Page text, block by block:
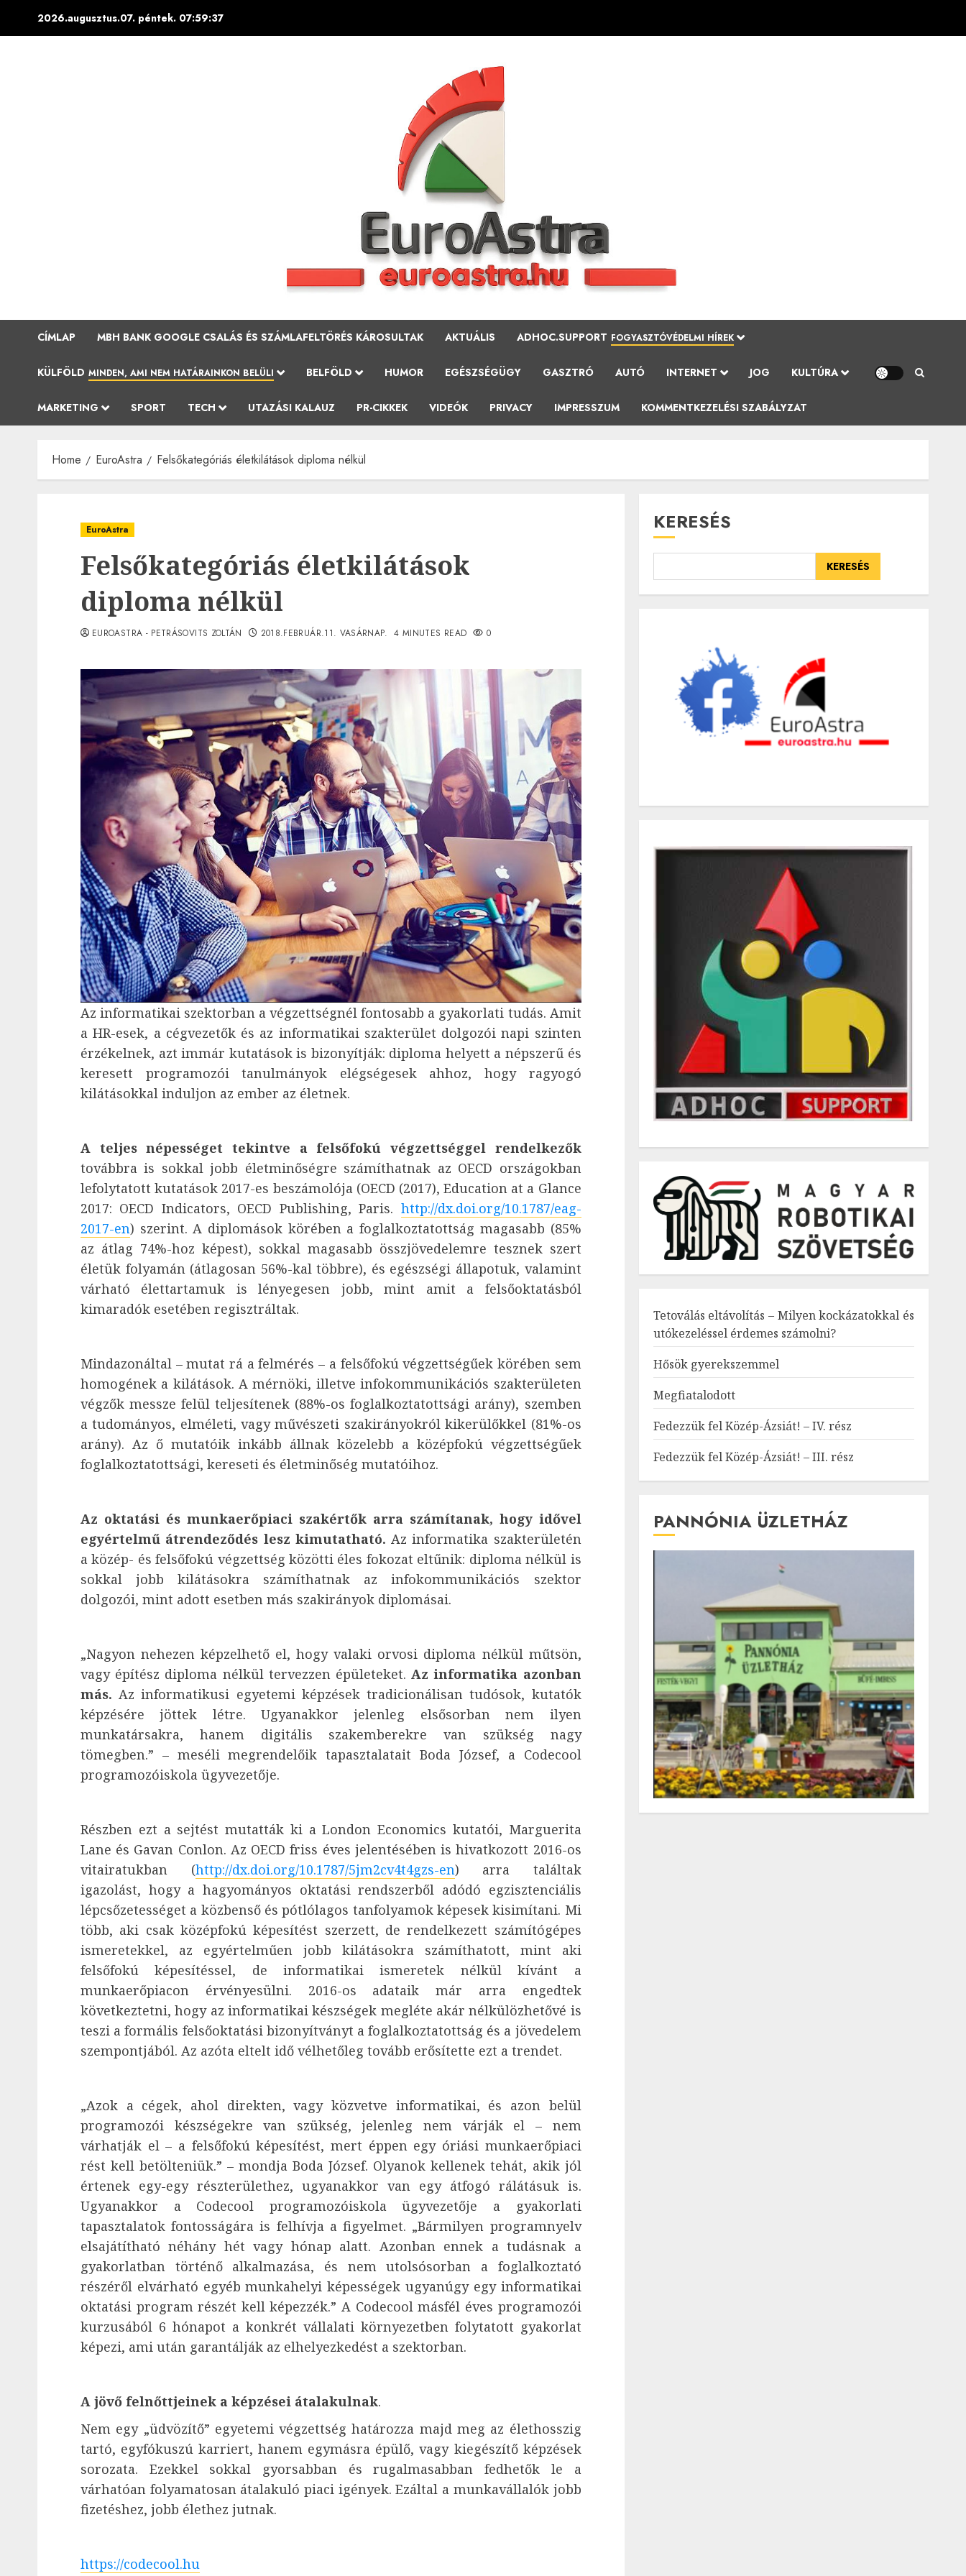
2026.augusztus.07. péntek. 07:59:38
CÍMLAP MBH BANK GOOGLE CSALÁS ÉS SZÁMLAFELTÖRÉS KÁROSULTAK AKTUÁLIS ADHOC.SUPPORT FOGYASZTÓVÉDELMI HÍREK
KÜLFÖLD MINDEN, AMI NEM HATÁRAINKON BELÜLI BELFÖLD HUMOR EGÉSZSÉGÜGY GASZTRÓ AUTÓ INTERNET JOG KULTÚRA
MARKETING SPORT TECH UTAZÁSI KALAUZ PR-CIKKEK VIDEÓK PRIVACY IMPRESSZUM KOMMENTKEZELÉSI SZABÁLYZAT
Home EuroAstra Felsőkategóriás életkilátások diploma nélkül
EuroAstra
Felsőkategóriás életkilátások
diploma nélkül
EUROASTRA - PETRÁSOVITS ZOLTÁN 2018.FEBRUÁR.11. VASÁRNAP. 4 MINUTES READ 0
Az informatikai szektorban a végzettségnél fontosabb a gyakorlati tudás. Amit
a HR-esek, a cégvezetők és az informatikai szakterület dolgozói napi szinten
érzékelnek, azt immár kutatások is bizonyítják: diploma helyett a népszerű és
keresett programozói tanulmányok elégségesek ahhoz, hogy ragyogó
kilátásokkal induljon az ember az életnek.
A teljes népességet tekintve a felsőfokú végzettséggel rendelkezők
továbbra is sokkal jobb életminőségre számíthatnak az OECD országokban
lefolytatott kutatások 2017-es beszámolója (OECD (2017), Education at a Glance
2017: OECD Indicators, OECD Publishing, Paris. http://dx.doi.org/10.1787/eag-
2017-en) szerint. A diplomások körében a foglalkoztatottság magasabb (85%
az átlag 74%-hoz képest), sokkal magasabb összjövedelemre tesznek szert
életük folyamán (átlagosan 56%-kal többre), és egészségi állapotuk, valamint
várható élettartamuk is lényegesen jobb, mint amit a felsőoktatásból
kimaradók esetében regisztráltak.
Mindazonáltal – mutat rá a felmérés – a felsőfokú végzettségűek körében sem
homogének a kilátások. A mérnöki, illetve infokommunikációs szakterületen
végzők messze felül teljesítenek (88%-os foglalkoztatottsági arány), szemben
a tudományos, elméleti, vagy művészeti szakirányokról kikerülőkkel (81%-os
arány). Az ő mutatóik inkább állnak közelebb a középfokú végzettségűek
foglalkoztatottsági, kereseti és életminőség mutatóihoz.
Az oktatási és munkaerőpiaci szakértők arra számítanak, hogy idővel
egyértelmű átrendeződés lesz kimutatható. Az informatika szakterületén
a közép- és felsőfokú végzettség közötti éles fokozat eltűnik: diploma nélkül is
sokkal jobb kilátásokra számíthatnak az infokommunikációs szektor
dolgozói, mint adott esetben más szakirányok diplomásai.
„Nagyon nehezen képzelhető el, hogy valaki orvosi diploma nélkül műtsön,
vagy építész diploma nélkül tervezzen épületeket.Az informatika azonban
más. Az informatikusi egyetemi képzések tradicionálisan tudósok, kutatók
képzésére jöttek létre. Ugyanakkor jelenleg elsősorban nem ilyen
munkatársakra, hanem digitális szakemberekre van szükség nagy
tömegben.” – meséli megrendelőik tapasztalatait Boda József, a Codecool
programozóiskola ügyvezetője.
Részben ezt a sejtést mutatták ki a London Economics kutatói, Marguerita
Lane és Gavan Conlon. Az OECD friss éves jelentésében is hivatkozott 2016-os
vitairatukban (http://dx.doi.org/10.1787/5jm2cv4t4gzs-en) arra találtak
igazolást, hogy a hagyományos oktatási rendszerből adódó egzisztenciális
lépcsőzetességet a közbenső és pótlólagos tanfolyamok képesek kisimítani. Mi
több, aki csak középfokú képesítést szerzett, de rendelkezett számítógépes
ismeretekkel, az egyértelműen jobb kilátásokra számíthatott, mint aki
felsőfokú képesítéssel, de informatikai ismeretek nélkül kívánt a
munkaerőpiacon érvényesülni. 2016-os adataik már arra engedtek
következtetni, hogy az informatikai készségek megléte akár nélkülözhetővé is
teszi a formális felsőoktatási bizonyítványt a foglalkoztatottság és a jövedelem
szempontjából. Az azóta eltelt idő vélhetőleg tovább erősítette ezt a trendet.
„Azok a cégek, ahol direkten, vagy közvetve informatikai, és azon belül
programozói készségekre van szükség, jelenleg nem várják el – nem
várhatják el – a felsőfokú képesítést, mert éppen egy óriási munkaerőpiaci
rést kell betölteniük.” – mondja Boda József. Olyanok kellenek tehát, akik jól
értenek egy-egy részterülethez, ugyanakkor van egy átfogó rálátásuk is.
Ugyanakkor a Codecool programozóiskola ügyvezetője a gyakorlati
tapasztalatok fontosságára is felhívja a figyelmet. „Bármilyen programnyelv
elsajátítható néhány hét vagy hónap alatt. Azonban ennek a tudásnak a
gyakorlatban történő alkalmazása, és nem utolsósorban a foglalkoztató
részéről elvárható egyéb munkahelyi képességek ugyanúgy egy informatikai
oktatási program részét kell képezzék.” A Codecool másfél éves programozói
kurzusából 6 hónapot a konkrét vállalati környezetben folytatott gyakorlat
képezi, ami után garantálják az elhelyezkedést a szektorban.
A jövő felnőttjeinek a képzései átalakulnak.
Nem egy „üdvözítő” egyetemi végzettség határozza majd meg az élethosszig
tartó, egyfókuszú karriert, hanem egymásra épülő, vagy kiegészítő képzések
sorozata. Ezekkel sokkal gyorsabban és rugalmasabban fedhetők le a
várhatóan folyamatosan átalakuló piaci igények. Ezáltal a munkavállalók jobb
fizetéshez, jobb élethez jutnak.
https://codecool.hu
KERESÉS
KERESÉS
Tetoválás eltávolítás – Milyen kockázatokkal és
utókezeléssel érdemes számolni?
Hősök gyerekszemmel
Megfiatalodott
Fedezzük fel Közép-Ázsiát! – IV. rész
Fedezzük fel Közép-Ázsiát! – III. rész
PANNÓNIA ÜZLETHÁZ